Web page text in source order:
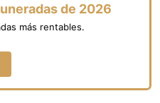
de 2026
más rentables.